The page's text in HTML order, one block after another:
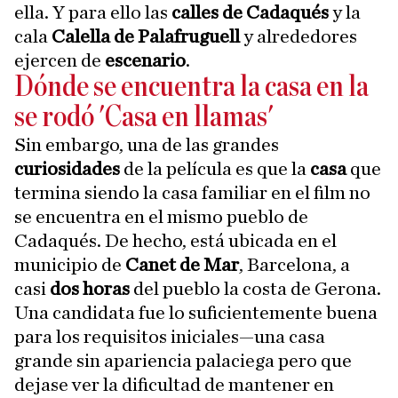
ella. Y para ello las calles de Cadaquésy la
cala Calella de Palafruguelly alrededores
ejercen de escenario.
Dónde se encuentra la casa en la
se rodó 'Casa en llamas'
Sin embargo, una de las grandes
curiosidades de la película es que la casaque
termina siendo la casa familiar en el film no
se encuentra en el mismo pueblo de
Cadaqués. De hecho, está ubicada en el
municipio de Canet de Mar, Barcelona, a
casi dos horas del pueblo la costa de Gerona.
Una candidata fue lo suficientemente buena
para los requisitos iniciales—una casa
grande sin apariencia palaciega pero que
dejase ver la dificultad de mantener en